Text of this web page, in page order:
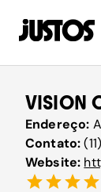
VISION
Endereço:
Contato:
Website: